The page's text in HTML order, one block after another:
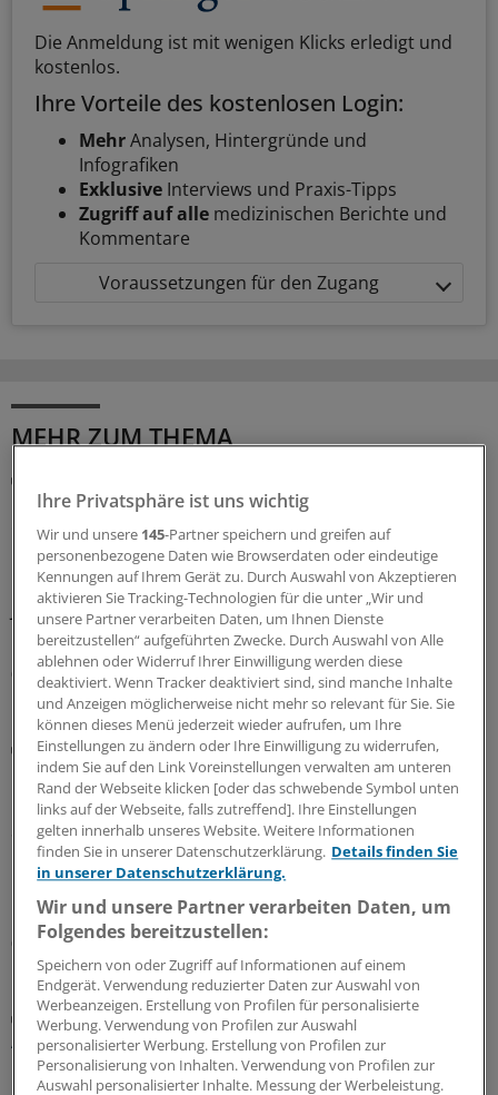
Die Anmeldung ist mit wenigen Klicks erledigt und
kostenlos.
Ihre Vorteile des kostenlosen Login:
MehrAnalysen, Hintergründe und
Infografiken
Exklusive Interviews und Praxis-Tipps
Zugriff auf alle medizinischen Berichte und
Kommentare
Voraussetzungen für den Zugang
MEHR ZUM THEMA
KV Rheinland-Pfalz rät prophylaktisch weiterhin
ePA-Befüllung abzurechnen
Honorar für ePA-Befüllung ist seit August Geschichte.
Nicht so bei den Zahnärzten, die dürfen noch bis
Jahresende. Das wollen KBV und KVen auch erreichen.
Doch hier gilt: Nur wer schreibt, der bleibt!
07.08.2026
Digitaler Check
Honorarabrechnung: Digitale Vorprüfung wird in
Nordrhein rege genutzt
Seit Juni können nun auch Ärztinnen und Ärzte in
Nordrhein ihre Honorarabrechnungen während des
Quartals durchleuchten lassen. In den ersten beiden
Monaten sind über 20.000 Vorprüfungen eingegangen.
05.08.2026
Zentrale Änderungen im Überblick
Aktualisierter GOÄ-Entwurf: Neue Leistungen,
Umbewertungen und Bürokratieabbau
Ihre Privatsphäre ist uns wichtig
Wir und unsere 145-Partner speichern und greifen auf
personenbezogene Daten wie Browserdaten oder eindeutige
Kennungen auf Ihrem Gerät zu. Durch Auswahl von Akzeptieren
aktivieren Sie Tracking-Technologien für die unter „Wir und
unsere Partner verarbeiten Daten, um Ihnen Dienste
bereitzustellen“ aufgeführten Zwecke. Durch Auswahl von Alle
ablehnen oder Widerruf Ihrer Einwilligung werden diese
deaktiviert. Wenn Tracker deaktiviert sind, sind manche Inhalte
und Anzeigen möglicherweise nicht mehr so relevant für Sie. Sie
können dieses Menü jederzeit wieder aufrufen, um Ihre
Einstellungen zu ändern oder Ihre Einwilligung zu widerrufen,
indem Sie auf den Link Voreinstellungen verwalten am unteren
Rand der Webseite klicken [oder das schwebende Symbol unten
links auf der Webseite, falls zutreffend]. Ihre Einstellungen
gelten innerhalb unseres Website. Weitere Informationen
finden Sie in unserer Datenschutzerklärung. Details finden Sie
in unserer Datenschutzerklärung.
Wir und unsere Partner verarbeiten Daten, um
Folgendes bereitzustellen:
Speichern von oder Zugriff auf Informationen auf einem
Endgerät. Verwendung reduzierter Daten zur Auswahl von
Werbeanzeigen. Erstellung von Profilen für personalisierte
Werbung. Verwendung von Profilen zur Auswahl
personalisierter Werbung. Erstellung von Profilen zur
Personalisierung von Inhalten. Verwendung von Profilen zur
Auswahl personalisierter Inhalte. Messung der Werbeleistung.